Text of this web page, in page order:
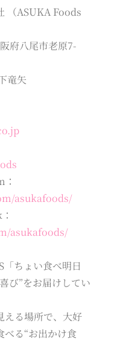
（ASUKA Foods
府八尾市老原7-
竜矢
asukafoods/
asukafoods/
「ちょい食べ明日
び”をお届けしてい
える場所で、大好
べる“お出かけ食